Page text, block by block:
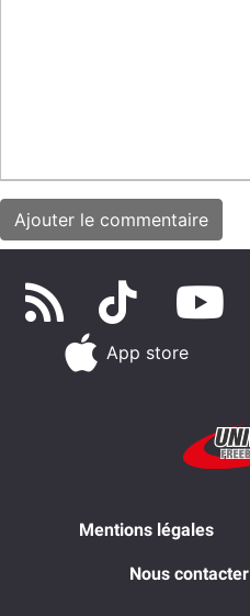
App store
Mentions légales
Nous contacter